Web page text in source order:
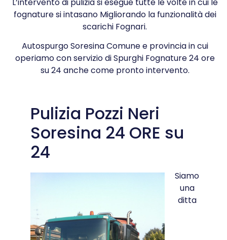
fognature si intasano Migliorando la funzionalità dei
scarichi Fognari.
Autospurgo Soresina Comune e provincia in cui
operiamo con servizio di Spurghi Fognature 24 ore
su 24 anche come pronto intervento.
Pulizia Pozzi Neri
Soresina 24 ORE su
24
Siamo
una
ditta